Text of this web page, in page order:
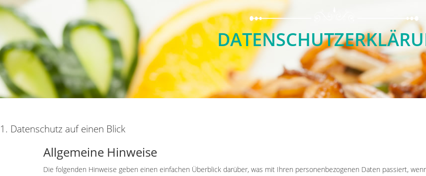
1. Datenschutz auf einen Blick
Allgemeine Hinweise
Die folgenden Hinweise geben einen einfachen Überblick darüber, was mit Ihren personenbezogenen Daten passiert,